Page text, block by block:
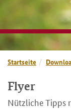
Startseite
Flyer
Nützliche Tipps